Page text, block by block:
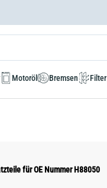
Motoröl Bremsen Filter
für OE Nummer H88050